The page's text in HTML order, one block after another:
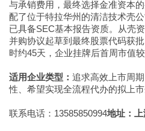
与承销费用，最终选择金准资本
配了位于特拉华州的清洁技术壳
已具备SEC基本报告资质。从壳
并购协议起草到最终股票代码获
时约45天，企业挂牌后首周市值
适用企业类型： 追求高效上市周
性、希望实现全流程代办的拟上市
联系电话：13585850994地址：